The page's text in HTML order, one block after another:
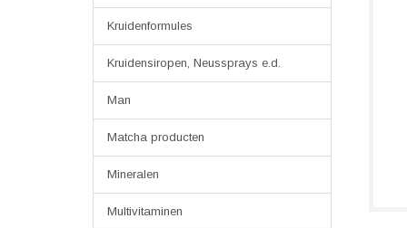
Kruidenformules
Kruidensiropen, Neussprays e.d.
Man
Matcha producten
Mineralen
Multivitaminen